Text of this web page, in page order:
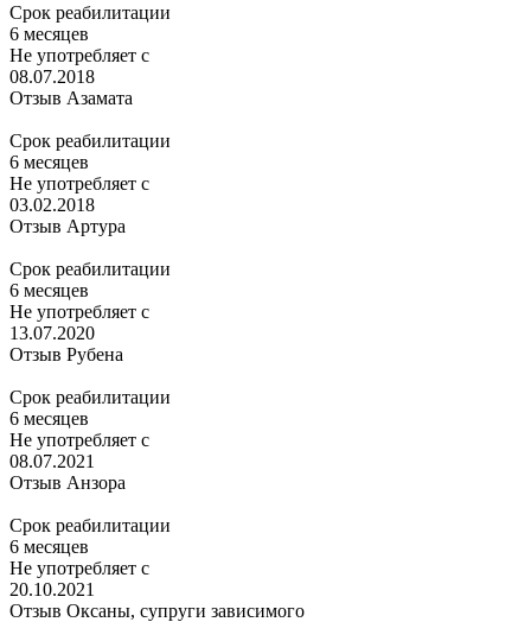
Срок реабилитации
6 месяцев
Не употребляет с
08.07.2018
Отзыв Азамата
Срок реабилитации
6 месяцев
Не употребляет с
03.02.2018
Отзыв Артура
Срок реабилитации
6 месяцев
Не употребляет с
13.07.2020
Отзыв Рубена
Срок реабилитации
6 месяцев
Не употребляет с
08.07.2021
Отзыв Анзора
Срок реабилитации
6 месяцев
Не употребляет с
20.10.2021
Отзыв Оксаны, супруги зависимого